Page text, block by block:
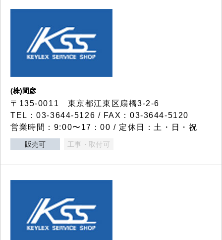
(株)間彦
〒135-0011 東京都江東区扇橋3-2-6
TEL：03-3644-5126 / FAX：03-3644-5120
営業時間：9:00〜17：00 / 定休日：土・日・祝
販売可 工事・取付可